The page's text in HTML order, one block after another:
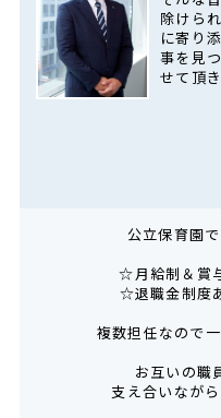
除けら
に寄り
事を見
せて頂
公立保育園
☆月給制＆賞
☆退職金制度
複数担任なので
お互いの職
支え合いなが